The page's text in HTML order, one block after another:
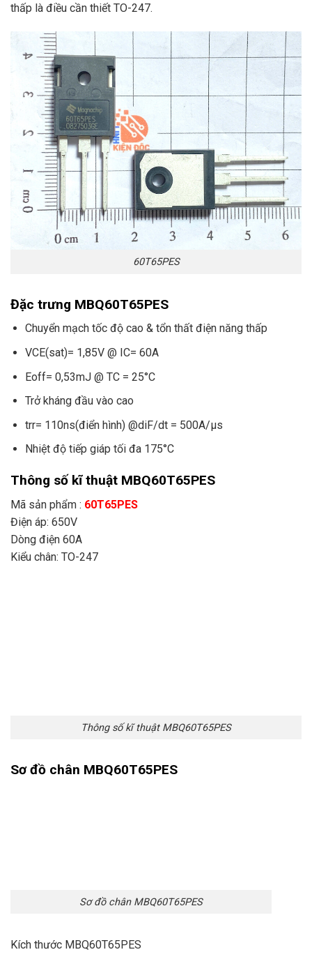
thấp là điều cần thiết TO-247.
60T65PES
Đặc trưng MBQ60T65PES
Chuyển mạch tốc độ cao & tổn thất điện năng thấp
VCE(sat)= 1,85V @ IC= 60A
Eoff= 0,53mJ @ TC = 25°C
Trở kháng đầu vào cao
trr= 110ns(điển hình) @diF/dt = 500A/μs
Nhiệt độ tiếp giáp tối đa 175°C
Thông số kĩ thuật MBQ60T65PES
Mã sản phẩm : 60T65PES
Điện áp: 650V
Dòng điện 60A
Kiểu chân: TO-247
Thông số kĩ thuật MBQ60T65PES
Sơ đồ chân MBQ60T65PES
Sơ đồ chân MBQ60T65PES
Kích thước MBQ60T65PES